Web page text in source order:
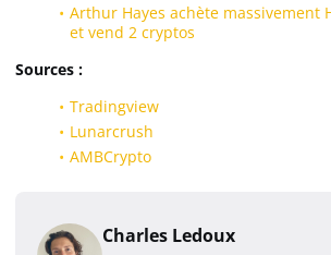
Arthur Hayes achète massivement
et vend 2 cryptos
Sources :
Tradingview
Lunarcrush
AMBCrypto
Charles Ledoux